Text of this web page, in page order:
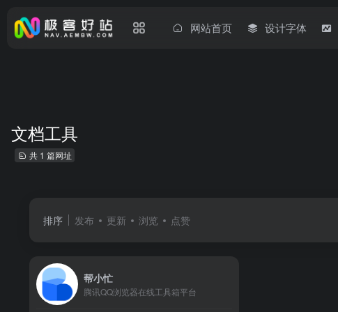
网站首页 设计字体
文档工具
共 1 篇网址
排序 发布 更新 浏览 点赞
帮小忙
腾讯QQ浏览器在线工具箱平台